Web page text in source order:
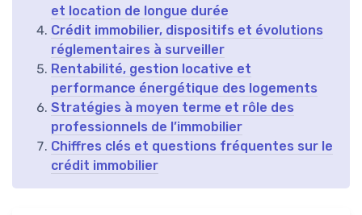
et location de longue durée
Crédit immobilier, dispositifs et évolutions
réglementaires à surveiller
Rentabilité, gestion locative et
performance énergétique des logements
Stratégies à moyen terme et rôle des
professionnels de l’immobilier
Chiffres clés et questions fréquentes sur le
crédit immobilier